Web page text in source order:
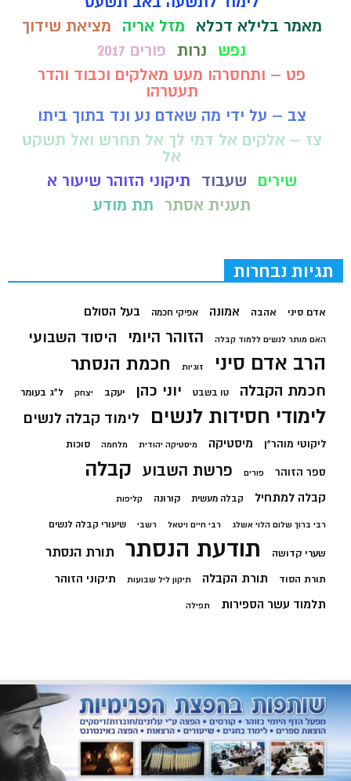
מאמר בלילא דכלא
מזל אריה
מציאת שידוך
נפש
נרות פורים 2017
פט – ותחסרהו מעט מאלקים וכבוד והדר
תעטרהו
צב – על ידי מה שאדם נע ונד בתוך ביתו
צז – אלקים אל דמי לך אל תחרש ואל תשקט
אל
שירים
שעבוד
תיקוני הזוהר שיעור א
תענית אסתר
תת מודע
תגיות נבחרות
אדם סיני אהבה אמונה אפיקי חכמה בעל הסולם
האם מותר לנשים ללמוד קבלה הזוהר היומי היסוד השבועי
הרב אדם סיני זוגיות חכמת הנסתר
חכמת הקבלה טו בשבט יוני כהן יעקב יצחק ל"ג בעומר
לימודי חסידות לנשים לימוד קבלה לנשים
ליקוטי מוהר"ן מיסטיקה מיסטיקה יהודית מלחמה סוכות
ספר הזוהר פורים פרשת השבוע קבלה
קבלה למתחיל קבלה מעשית קורונה קליפות
רבי ברוך שלום הלוי אשלג רבי חיים ויטאל רשבי שיעורי קבלה לנשים
שערי קדושה תודעת הנסתר תורת הנסתר
תורת הסוד תורת הקבלה תיקון ליל שבועות תיקוני הזוהר
תלמוד עשר הספירות תפילה